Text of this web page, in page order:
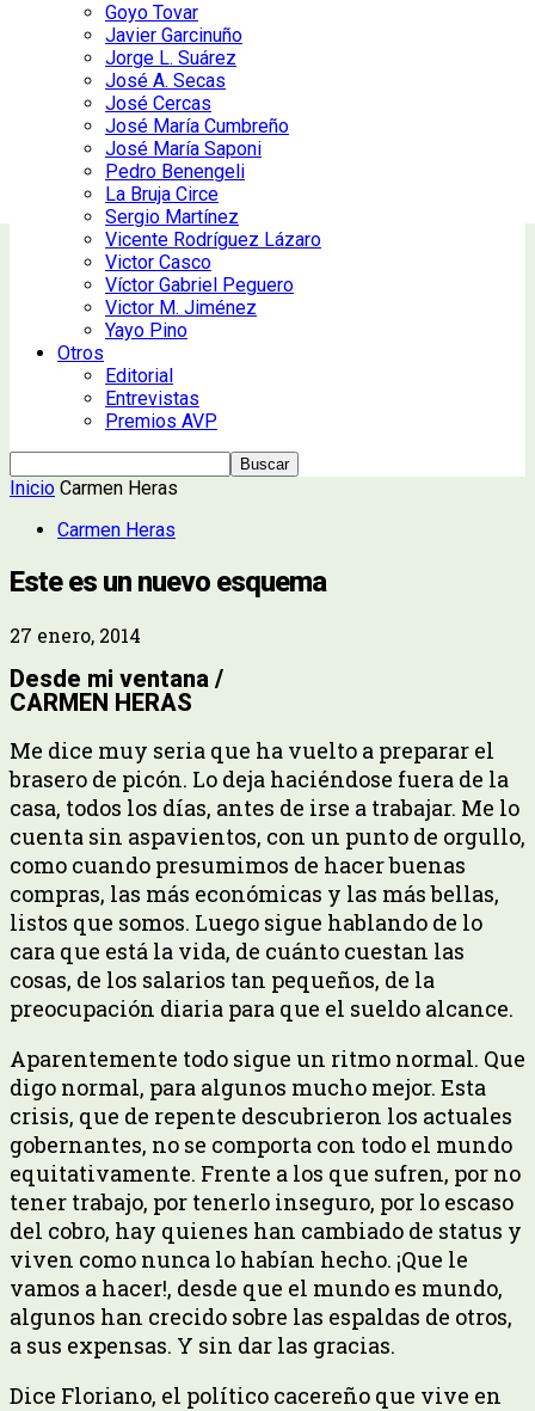
Goyo Tovar
Javier Garcinuño
Jorge L. Suárez
José A. Secas
José Cercas
José María Cumbreño
José María Saponi
Pedro Benengeli
La Bruja Circe
Sergio Martínez
Vicente Rodríguez Lázaro
Victor Casco
Víctor Gabriel Peguero
Victor M. Jiménez
Yayo Pino
Otros
Editorial
Entrevistas
Premios AVP
Inicio Carmen Heras
Carmen Heras
Este es un nuevo esquema
27 enero, 2014
Desde mi ventana /
CARMEN HERAS
Me dice muy seria que ha vuelto a preparar el
brasero de picón. Lo deja haciéndose fuera de la
casa, todos los días, antes de irse a trabajar. Me lo
cuenta sin aspavientos, con un punto de orgullo,
como cuando presumimos de hacer buenas
compras, las más económicas y las más bellas,
listos que somos. Luego sigue hablando de lo
cara que está la vida, de cuánto cuestan las
cosas, de los salarios tan pequeños, de la
preocupación diaria para que el sueldo alcance.
Aparentemente todo sigue un ritmo normal. Que
digo normal, para algunos mucho mejor. Esta
crisis, que de repente descubrieron los actuales
gobernantes, no se comporta con todo el mundo
equitativamente. Frente a los que sufren, por no
tener trabajo, por tenerlo inseguro, por lo escaso
del cobro, hay quienes han cambiado de status y
viven como nunca lo habían hecho. ¡Que le
vamos a hacer!, desde que el mundo es mundo,
algunos han crecido sobre las espaldas de otros,
a sus expensas. Y sin dar las gracias.
Dice Floriano, el político cacereño que vive en